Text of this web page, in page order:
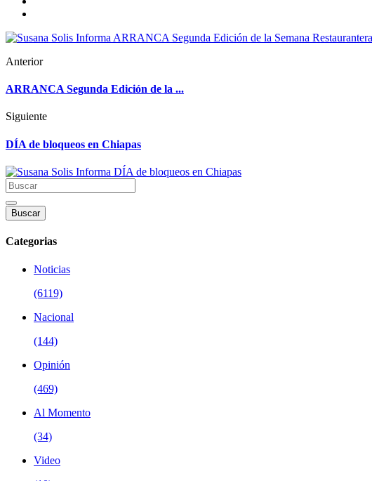
Anterior
ARRANCA Segunda Edición de la ...
Siguiente
DÍA de bloqueos en Chiapas
Buscar
Categorias
Noticias
(6119)
Nacional
(144)
Opinión
(469)
Al Momento
(34)
Video